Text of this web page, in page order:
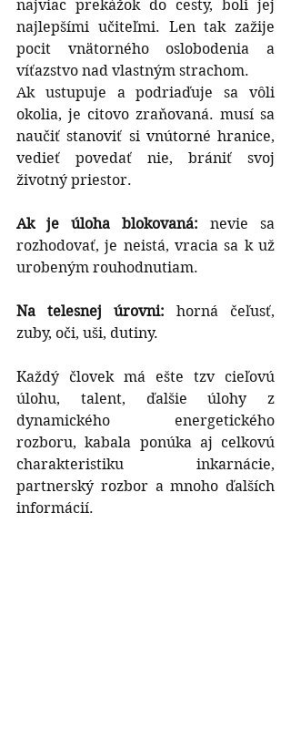
najviac prekážok do cesty, boli jej
najlepšími učiteľmi. Len tak zažije
pocit vnätorného oslobodenia a
víťazstvo nad vlastným strachom.
Ak ustupuje a podriaďuje sa vôli
okolia, je citovo zraňovaná. musí sa
naučiť stanoviť si vnútorné hranice,
vedieť povedať nie, brániť svoj
životný priestor.
Ak je úloha blokovaná: nevie sa
rozhodovať, je neistá, vracia sa k už
urobeným rouhodnutiam.
Na telesnej úrovni: horná čeľusť,
zuby, oči, uši, dutiny.
Každý človek má ešte tzv cieľovú
úlohu, talent, ďalšie úlohy z
dynamického energetického
rozboru, kabala ponúka aj celkovú
charakteristiku inkarnácie,
partnerský rozbor a mnoho ďalších
informácií.